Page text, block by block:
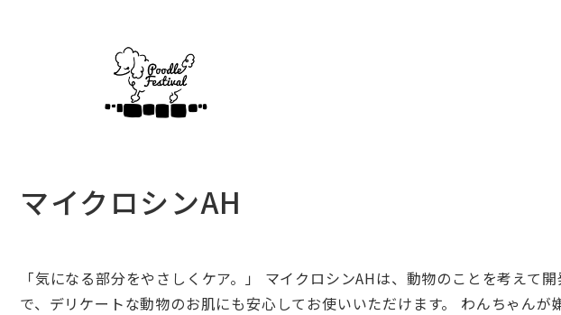
マイクロシンAH
「気になる部分をやさしくケア。」 マイクロシンAHは、動物のことを考え
で、デリケートな動物のお肌にも安心してお使いいただけます。 わんちゃん